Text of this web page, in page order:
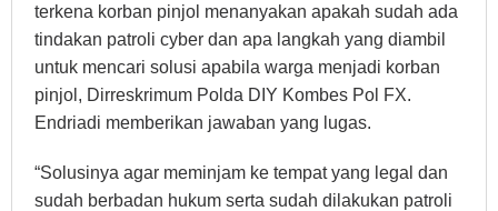
terkena korban pinjol menanyakan apakah sudah ada
tindakan patroli cyber dan apa langkah yang diambil
untuk mencari solusi apabila warga menjadi korban
pinjol, Dirreskrimum Polda DIY Kombes Pol FX.
Endriadi memberikan jawaban yang lugas.
“Solusinya agar meminjam ke tempat yang legal dan
sudah berbadan hukum serta sudah dilakukan patroli